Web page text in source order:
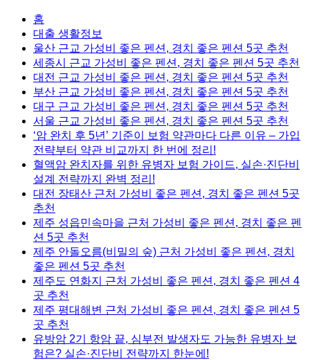
홈
대출 생활정보
울산 근교 가성비 좋은 펜션, 경치 좋은 펜션 5곳 추천
세종시 근교 가성비 좋은 펜션, 경치 좋은 펜션 5곳 추천
대전 근교 가성비 좋은 펜션, 경치 좋은 펜션 5곳 추천
부산 근교 가성비 좋은 펜션, 경치 좋은 펜션 5곳 추천
대구 근교 가성비 좋은 펜션, 경치 좋은 펜션 5곳 추천
서울 근교 가성비 좋은 펜션, 경치 좋은 펜션 5곳 추천
‘암 완치 후 5년’ 기준이 보험 약관마다 다른 이유 – 가입
전략부터 약관 비교까지 한 번에 정리!
혈액암 완치자를 위한 유병자 보험 가이드, 실손·진단비
설계 전략까지 완벽 정리!
대전 장태산 근처 가성비 좋은 펜션, 경치 좋은 펜션 5곳
추천
제주 성읍민속마을 근처 가성비 좋은 펜션, 경치 좋은 펜
션 5곳 추천
제주 안돌오름(비밀의 숲) 근처 가성비 좋은 펜션, 경치
좋은 펜션 5곳 추천
제주도 연화지 근처 가성비 좋은 펜션, 경치 좋은 펜션 4
곳 추천
제주 평대해변 근처 가성비 좋은 펜션, 경치 좋은 펜션 5
곳 추천
유방암 2기 항암 끝, 심부전 발생자도 가능한 유병자 보
험은? 실손·진단비 전략까지 한눈에!